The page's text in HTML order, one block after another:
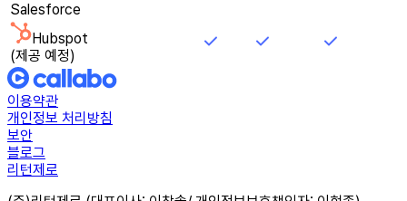
Salesforce
Hubspot
(제공 예정)
이용약관
개인정보 처리방침
보안
블로그
리턴제로